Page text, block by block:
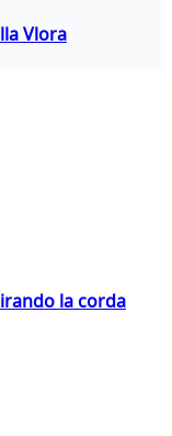
Vlora
la corda